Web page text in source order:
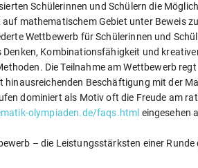
Schülerinnen und Schülern die
mathematischem Gebiet unter Beweis
Wettbewerb für Schülerinnen und
Kombinationsfähigkeit und
Die Teilnahme am Wettbewerb
hinausreichenden Beschäftigung mit der
dominiert als Motiv oft die Freude am
olympiaden.de/faqs.html eingesehen
– die Leistungsstärksten einer